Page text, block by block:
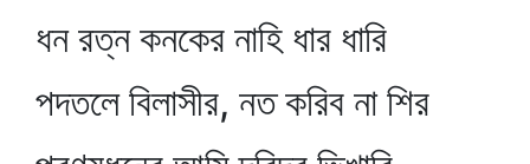
ধন রত্ন কনকের নাহি ধার ধারি
পদতলে বিলাসীর, নত করিব না শির